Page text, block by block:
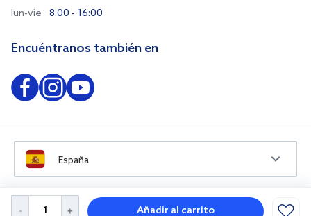
Añadir al carrito
lun-vie 8:00 - 16:00
Encuéntranos también en
España